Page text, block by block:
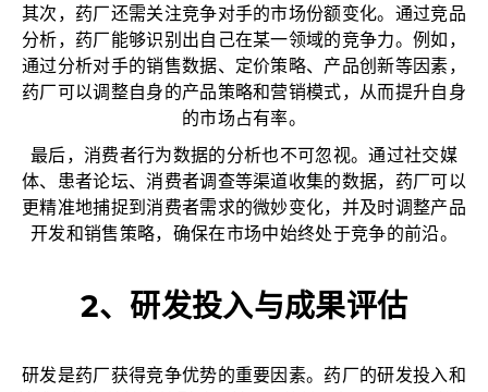
其次，药厂还需关注竞争对手的市场份额变化。通过竞品
分析，药厂能够识别出自己在某一领域的竞争力。例如，
通过分析对手的销售数据、定价策略、产品创新等因素，
药厂可以调整自身的产品策略和营销模式，从而提升自身
的市场占有率。
最后，消费者行为数据的分析也不可忽视。通过社交媒
体、患者论坛、消费者调查等渠道收集的数据，药厂可以
更精准地捕捉到消费者需求的微妙变化，并及时调整产品
开发和销售策略，确保在市场中始终处于竞争的前沿。
2、研发投入与成果评估
研发是药厂获得竞争优势的重要因素。药厂的研发投入和